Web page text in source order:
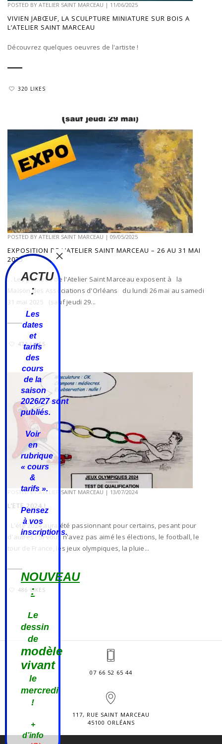
POSTED BY ATELIER SAINT MARCEAU | 11/06/2025
VIVIEN JABŒUF, LA SCULPTURE MINIATURE SUR BOIS A
L’ATELIER SAINT MARCEAU
Découvrez quelques oeuvres de l'artiste !
320 LIKES
POSTED BY ATELIER SAINT MARCEAU | 09/05/2025
EXPOSITION DE L’ATELIER SAINT MARCEAU – 26 AU 31 MAI
2025
. . Les peintres de l'Atelier Saint Marceau exposent à la
Maison des Associations d'Orléans du lundi 26 mai au samedi
31 mai 2025 (sauf jeudi 29...
472 LIKES
POSTED BYATELIER SAINT MARCEAU | 13/07/2024
L’ETE 2024 !
L'été 2024 aura été passionnant pour certains, pesant pour
d'autres ! Si vous n'avez pas aimé les élections, le football, le
tour de France, les jeux olympiques, la pluie...
486 LIKES
07 66 52 65 44
117, RUE SAINT MARCEAU
45100 ORLÉANS
ACTU
:
Les
dates
et
tarifs
des
cours
de la
saison
2026/27sont
publiés.
Voir
en
rubrique
« cours
&
tarifs ».
Pensez
à vos
inscriptions.
NOUVEAU
:
Le
dessin
de
modèle
vivant
le
mercredi
!
+
d’info